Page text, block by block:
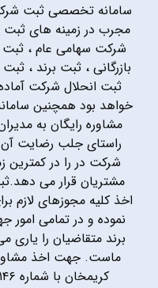
سامانه تخصصی ثبت
مجرب در زمینه های
شرکت سهامی عام ،
بازرگانی ، ثبت برند ،
ثبت انحلال شرکت
خواهد بود همچنین
مشاوره رایگان به
راستای جلب رضایت
شرکت در را در کمترین
مشتریان قرار می
اخذ کلیه مجوزهای لازم
نموده و در تمامی
برند متقاضیان را
ماست. جهت اخذ
کریمخان با شماره ۰۲۱۸۷۱۴۶ تماس حاصل فرمایید.